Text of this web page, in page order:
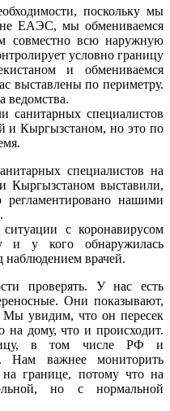
поскольку мы
ЕАЭС, мы обмениваемся
совместно всю наружную
условно границу
и обмениваемся
выставлены по периметру.
ведомства.
санитарных специалистов
и Кыргызстаном, но это по
специалистов на
Кыргызстаном выставили,
нашими
с коронавирусом
и у кого обнаружилась
наблюдением врачей.
проверять. У нас есть
Они показывают,
Мы увидим, что он пересек
на дому, что и происходит.
в том числе РФ и
Нам важнее мониторить
границе, потому что на
но с нормальной